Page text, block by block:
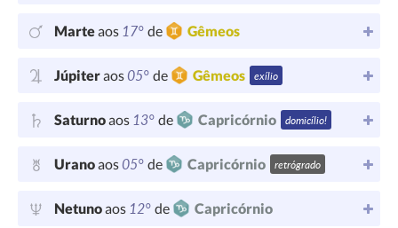
Marteaos 17° de Gêmeos
Júpiteraos05° de Gêmeos exílio
Saturnoaos 13° de Capricórnio domicílio!
Uranoaos05° de Capricórnio retrógrado
Netunoaos 12° de Capricórnio